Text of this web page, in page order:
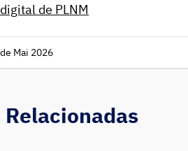
de PLNM
Mai 2026